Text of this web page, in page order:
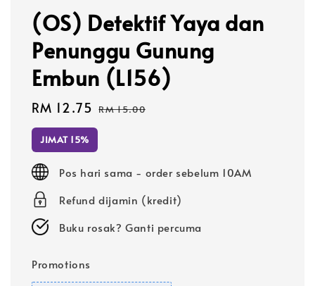
(OS) Detektif Yaya dan
Penunggu Gunung
Embun (L156)
Sale
price
RM 12.75 Regular
RM 15.00
JIMAT 15%
Pos hari sama - order sebelum 10AM
Refund dijamin (kredit)
Buku rosak? Ganti percuma
Promotions